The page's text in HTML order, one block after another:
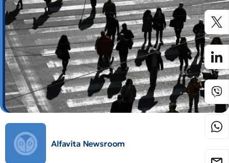
Alfavita Newsroom